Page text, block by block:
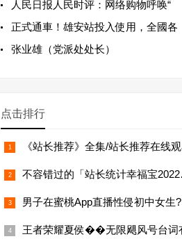
人民日报人民时评：网络购物呼唤“
正式通車！雄安站投入使用，全國各
张业雄（党派处处长）
点击排行
《站长推荐》全集/站长推荐在线
不容错过的「站长统计幸福宝2022年排
男子在蜜桃App直播性侵初中女生?
王者荣耀夏侯��无限飓风号台词